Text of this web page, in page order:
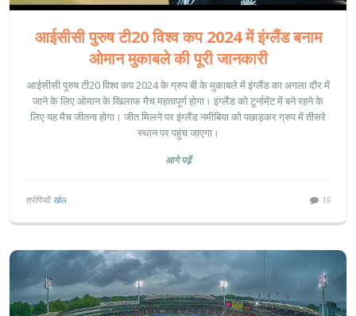
आईसीसी पुरुष टी20 विश्व कप 2024 में इंग्लैंड बनाम
ओमान मुकाबले की पूरी जानकारी
आईसीसी पुरुष टी20 विश्व कप 2024 के ग्रुप बी के मुकाबले में इंग्लैंड का अगला दौर में
जाने के लिए ओमान के खिलाफ मैच महत्वपूर्ण होगा। इंग्लैंड को टूर्नामेंट में बने रहने के
लिए यह मैच जीतना होगा। जीत मिलने पर इंग्लैंड नमीबिया को पछाड़कर ग्रुप में तीसरे
स्थान पर पहुंच जाएगा।
आगे पढ़ें
श्रेणियाँ: खेल 19